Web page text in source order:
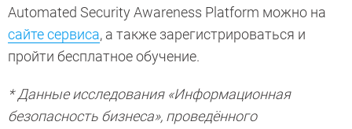
Automated Security Awareness Platform можно на
сайте сервиса, а также зарегистрироваться и
пройти бесплатное обучение.
*Данные исследования «Информационная
безопасность бизнеса», проведённого